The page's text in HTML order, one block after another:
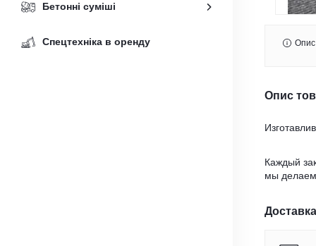
Бетонні суміші
Спецтехніка в оренду Опис
Опис
Каждый
мы